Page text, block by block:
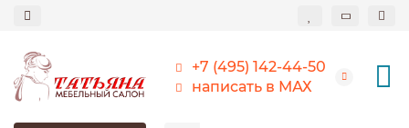
+7 (495) 142-44-50
написать в МАХ